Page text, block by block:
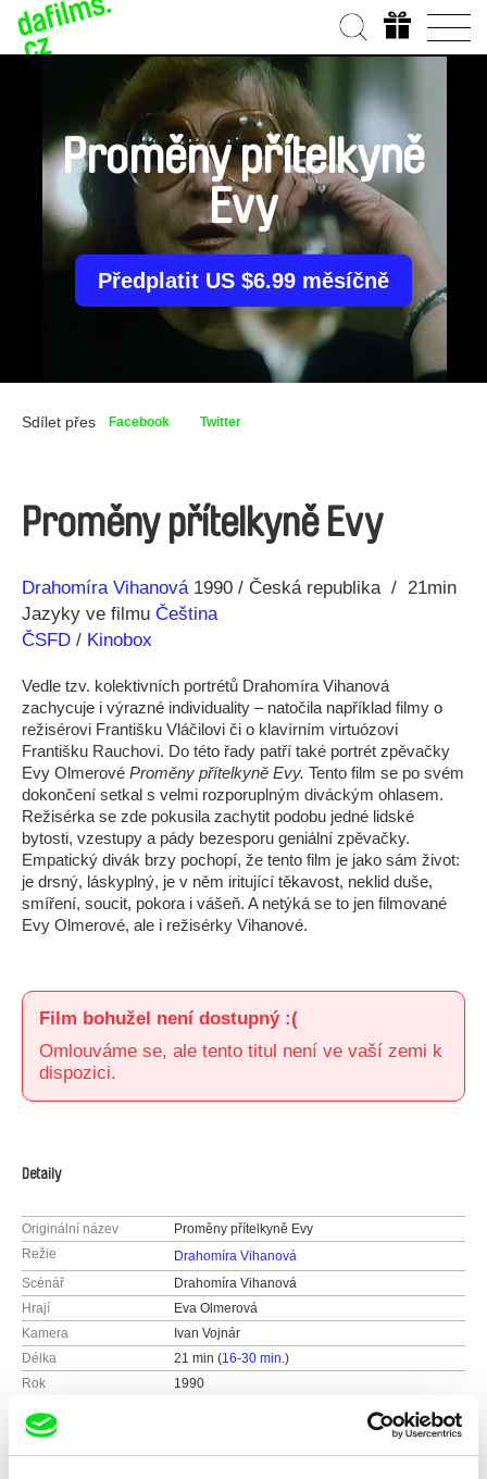
Proměny přítelkyně
Evy
Předplatit US $6.99 měsíčně
Sdílet přes Facebook Twitter
Proměny přítelkyně Evy
Režie
Drahomíra Vihanová
Rok 1990 Česká republika
21min
Jazyky ve filmu Čeština
ČSFD / Kinobox
Vedle tzv. kolektivních portrétů Drahomíra Vihanová
zachycuje i výrazné individuality – natočila například filmy o
režisérovi Františku Vláčilovi či o klavírním virtuózovi
Františku Rauchovi. Do této řady patří také portrét zpěvačky
Evy Olmerové Proměny přítelkyně Evy. Tento film se po svém
dokončení setkal s velmi rozporuplným diváckým ohlasem.
Režisérka se zde pokusila zachytit podobu jedné lidské
bytosti, vzestupy a pády bezesporu geniální zpěvačky.
Empatický divák brzy pochopí, že tento film je jako sám život:
je drsný, láskyplný, je v něm iritující těkavost, neklid duše,
smíření, soucit, pokora i vášeň. A netýká se to jen filmované
Evy Olmerové, ale i režisérky Vihanové.
Film bohužel není dostupný :(
Omlouváme se, ale tento titul není ve vaší zemi k
dispozici.
Detaily
Originální název
Proměny přítelkyně Evy
Režie
Drahomíra Vihanová
Scénář
Drahomíra Vihanová
Hrají
Eva Olmerová
Kamera
Ivan Vojnár
Délka
21 min (16-30 min.)
Rok
1990
Barva